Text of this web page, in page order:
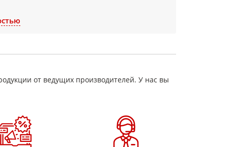
от ведущих производителей. У нас вы